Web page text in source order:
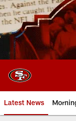
Skip
to
main
content
Latest News